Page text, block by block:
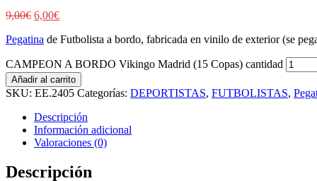
9,00€ 6,00€
Pegatina de Futbolista a bordo, fabricada en vinilo de exterior (se
CAMPEON A BORDO Vikingo Madrid (15 Copas) cantidad
Añadir al carrito
SKU: EE.2405 Categorías: DEPORTISTAS, FUTBOLISTAS,
Descripción
Información adicional
Valoraciones (0)
Descripción